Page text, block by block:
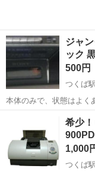
ジャ
ック
500円
つくば駅
本体のみで、状態はよくありません。 とって
しまっていて、電池にて通
CFM-170TV ラジカセ ブラック 黒 ソニ
レクションに...
つく
希少
900PD
1,000
つくば駅